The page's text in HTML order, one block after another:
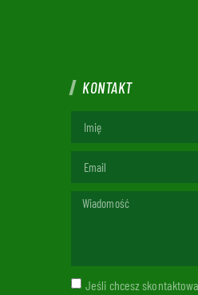
KONTAKT
Jeśli chcesz